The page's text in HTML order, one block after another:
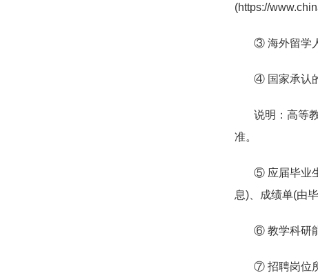
(https://
③ 海外留学人
④ 国家承认的
说明：高等教
准。
⑤ 应届毕业生
息) 、成绩单(由
⑥ 教学科研能
⑦ 招聘岗位所